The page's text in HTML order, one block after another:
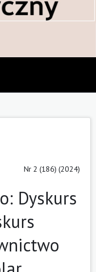
Nr 2 (186) (2024)
Dyskurs